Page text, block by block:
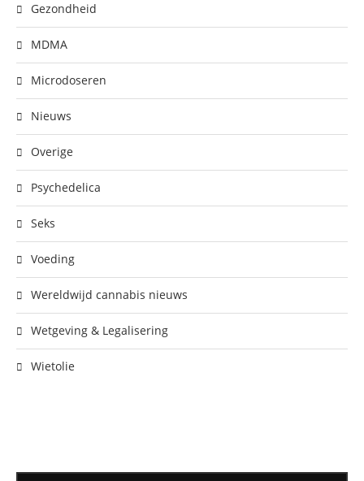
Gezondheid
MDMA
Microdoseren
Nieuws
Overige
Psychedelica
Seks
Voeding
Wereldwijd cannabis nieuws
Wetgeving & Legalisering
Wietolie